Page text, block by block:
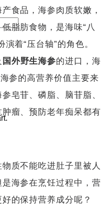
食品，海参肉质软嫩，
脂肪食物，是海味“八
着“压台轴”的角色。
国外野生海参的进口，海
参的高营养价值主要来
皂苷、磷脂、脑苷脂、
瘤、预防老年痴呆都有
质不能吃进肚子里被人
海参在烹饪过程中，营
的保持营养成分呢？